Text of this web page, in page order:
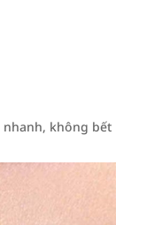
không bết